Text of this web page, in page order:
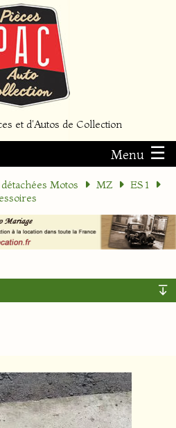
et d'Autos de Collection
Menu ☰
Motos MZ
ES 1